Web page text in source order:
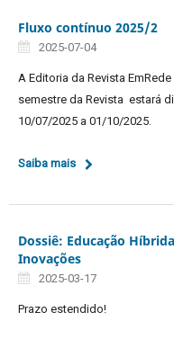
Fluxo contínuo 2025/2
2025-07-04
A Editoria da Revista
semestre da Revista estará
10/07/2025 a 01/10/2025.
Saiba mais
Dossiê: Educação
Inovações
2025-03-17
Prazo estendido!